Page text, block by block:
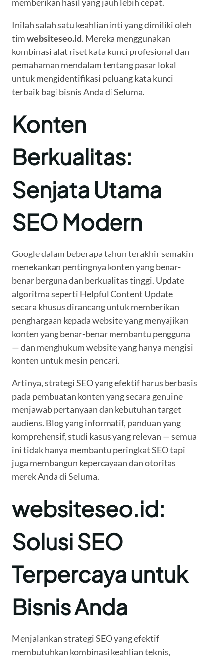
memberikan hasil yang jauh lebih cepat.
Inilah salah satu keahlian inti yang dimiliki oleh
timwebsiteseo.id. Mereka menggunakan
kombinasi alat riset kata kunci profesional dan
pemahaman mendalam tentang pasar lokal
untuk mengidentifikasi peluang kata kunci
terbaik bagi bisnis Anda di Seluma.
Konten
Berkualitas:
Senjata Utama
SEO Modern
Google dalam beberapa tahun terakhir semakin
menekankan pentingnya konten yang benar-
benar berguna dan berkualitas tinggi. Update
algoritma seperti Helpful Content Update
secara khusus dirancang untuk memberikan
penghargaan kepada website yang menyajikan
konten yang benar-benar membantu pengguna
— dan menghukum website yang hanya mengisi
konten untuk mesin pencari.
Artinya, strategi SEO yang efektif harus berbasis
pada pembuatan konten yang secara genuine
menjawab pertanyaan dan kebutuhan target
audiens. Blog yang informatif, panduan yang
komprehensif, studi kasus yang relevan — semua
ini tidak hanya membantu peringkat SEO tapi
juga membangun kepercayaan dan otoritas
merek Anda di Seluma.
websiteseo.id:
Solusi SEO
Terpercaya untuk
Bisnis Anda
Menjalankan strategi SEO yang efektif
membutuhkan kombinasi keahlian teknis,